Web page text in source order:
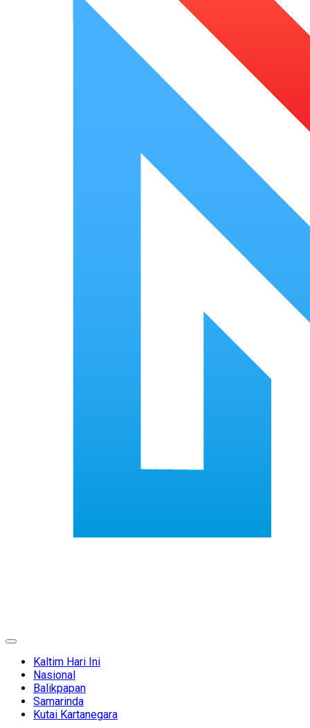
Expand
Kaltim Hari Ini
Nasional
Current
Page:
Balikpapan
Samarinda
Kutai Kartanegara